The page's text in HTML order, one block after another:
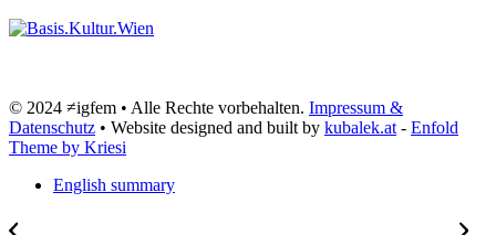
© 2024 ≠igfem • Alle Rechte vorbehalten. Impressum &
Datenschutz • Website designed and built by kubalek.at - Enfold
Theme by Kriesi
English summary